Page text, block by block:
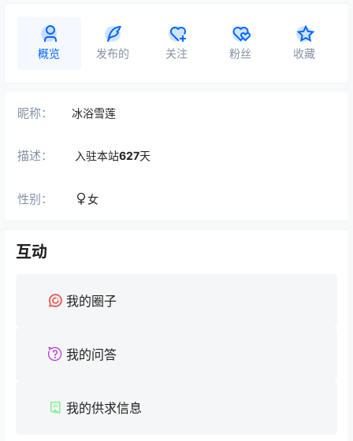
概览 发布的 关注 粉丝 收藏
昵称： 冰浴雪莲
描述： 入驻本站627天
性别： 女
互动
我的圈子
我的问答
我的供求信息